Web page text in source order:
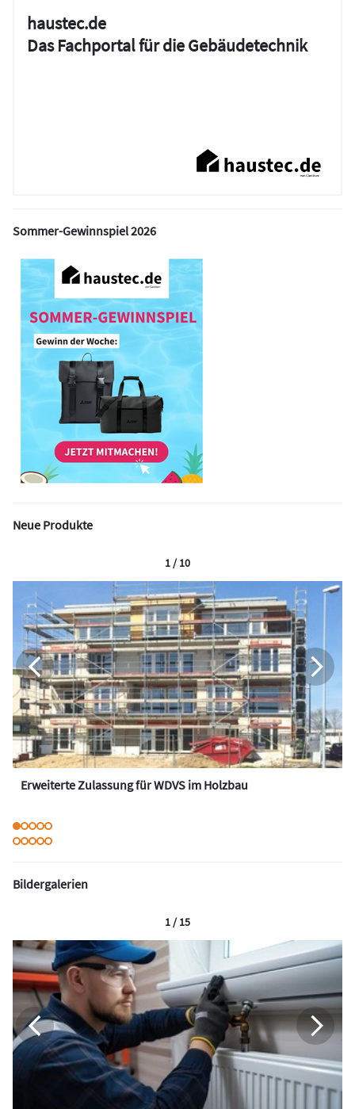
haustec.de
Das Fachportal für die Gebäudetechnik
Sommer-Gewinnspiel 2026
Neue Produkte
Erweiterte Zulassung für WDVS im Holzbau
1 / 10
Bildergalerien
1 / 15